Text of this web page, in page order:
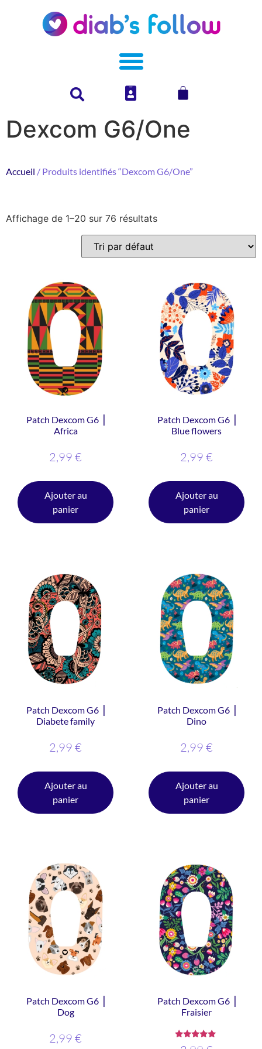
Dexcom G6/One
Accueil / Produits identifiés “Dexcom G6/One”
Affichage de 1–20 sur 76 résultats
Patch Dexcom G6 ⎥
Africa
2,99 €
Ajouter au
panier
Patch Dexcom G6 ⎥
Blue flowers
2,99 €
Ajouter au
panier
Patch Dexcom G6 ⎥
Diabete family
2,99 €
Ajouter au
panier
Patch Dexcom G6 ⎥
Dino
2,99 €
Ajouter au
panier
Patch Dexcom G6 ⎥
Dog
2,99 €
Patch Dexcom G6 ⎥
Fraisier
Note